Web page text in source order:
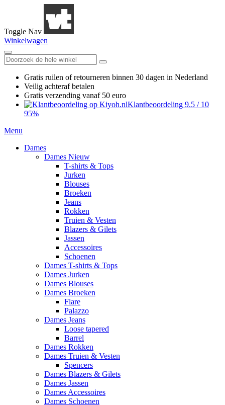
Toggle Nav
Winkelwagen
Gratis ruilen of retourneren binnen 30 dagen in Nederland
Veilig achteraf betalen
Gratis verzending vanaf 50 euro
Klantbeoordeling 9.5 / 10
95%
Menu
Dames
Dames Nieuw
T-shirts & Tops
Jurken
Blouses
Broeken
Jeans
Rokken
Truien & Vesten
Blazers & Gilets
Jassen
Accessoires
Schoenen
Dames T-shirts & Tops
Dames Jurken
Dames Blouses
Dames Broeken
Flare
Palazzo
Dames Jeans
Loose tapered
Barrel
Dames Rokken
Dames Truien & Vesten
Spencers
Dames Blazers & Gilets
Dames Jassen
Dames Accessoires
Dames Schoenen